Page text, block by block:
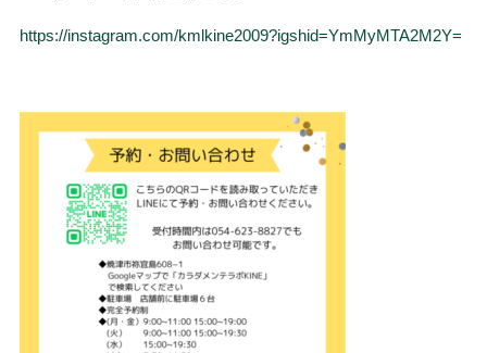
https://instagram.com/kmlkine2009?igshid=YmMyMTA2M2Y=